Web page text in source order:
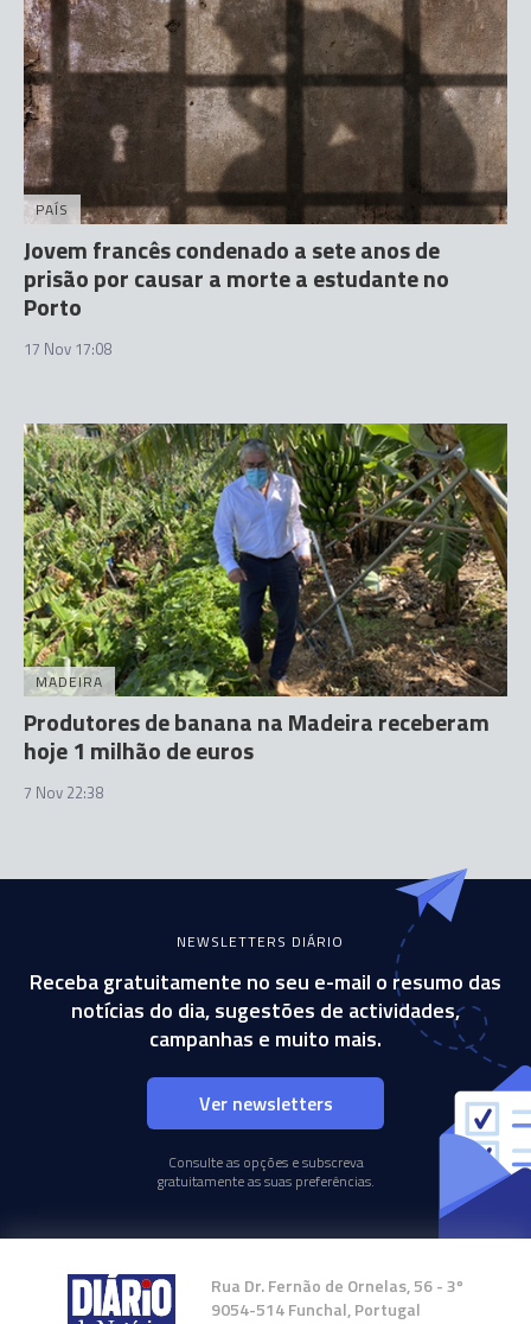
PAÍS
Jovem francês condenado a sete anos de
prisão por causar a morte a estudante no
Porto
17 Nov 17:08
MADEIRA
Produtores de banana na Madeira receberam
hoje 1 milhão de euros
7 Nov 22:38
NEWSLETTERS DIÁRIO
Receba gratuitamente no seu e-mail o resumo das
notícias do dia, sugestões de actividades,
campanhas e muito mais.
Ver newsletters
Consulte as opções e subscreva
gratuitamente as suas preferências.
Rua Dr. Fernão de Ornelas, 56 - 3º
9054-514 Funchal, Portugal